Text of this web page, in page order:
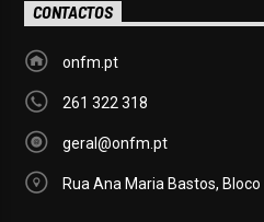
CONTACTOS
onfm.pt
261 322 318
geral@onfm.pt
Rua Ana Maria Bastos,